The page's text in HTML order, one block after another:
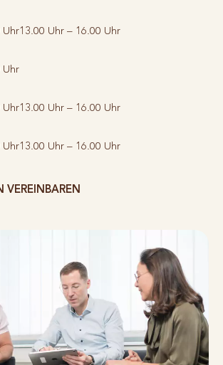
Uhr13.00 Uhr – 16.00 Uhr
Uhr
Uhr13.00 Uhr – 16.00 Uhr
Uhr13.00 Uhr – 16.00 Uhr
VEREINBAREN